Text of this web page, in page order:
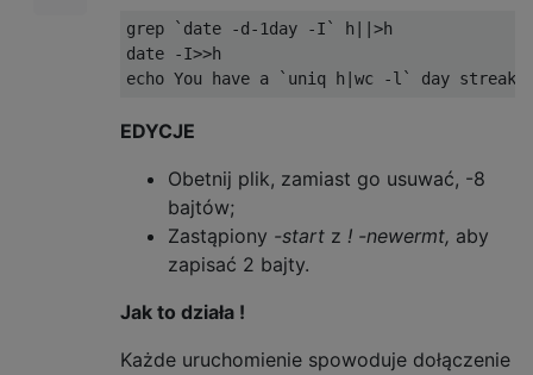
grep `date -d-1day -I` h ||>h
date
-I>>h
echo You have a `uniq h|wc -l` day streak
EDYCJE
Obetnij plik, zamiast go usuwać, -8
bajtów;
Zastąpiony -start z ! -newermt, aby
zapisać 2 bajty.
Jak to działa !
Każde uruchomienie spowoduje dołączenie